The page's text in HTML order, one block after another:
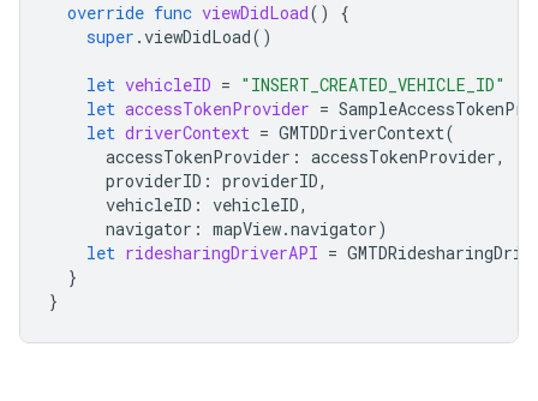
override func viewDidLoad()
{
super .viewDidLoad()
let vehicleID = "INSERT_CREATED_VEHICLE_ID"
let accessTokenProvider =
let driverContext = GMTDDriverContext(
accessTokenProvider : accessTokenProvider,
providerID : providerID,
vehicleID : vehicleID,
navigator : mapView.navigator)
let ridesharingDriverAPI =
}
}